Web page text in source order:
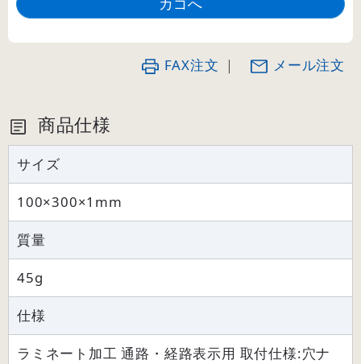
FAX注文 ｜ メール注文
商品仕様
サイズ
100×300×1mm
質量
45g
仕様
ラミネート加工 通路・経路表示用 取付仕様:穴ナ